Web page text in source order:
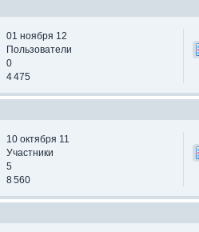
01 ноября 12
Пользователи
0
4 475
10 октября 11
Участники
5
8 560